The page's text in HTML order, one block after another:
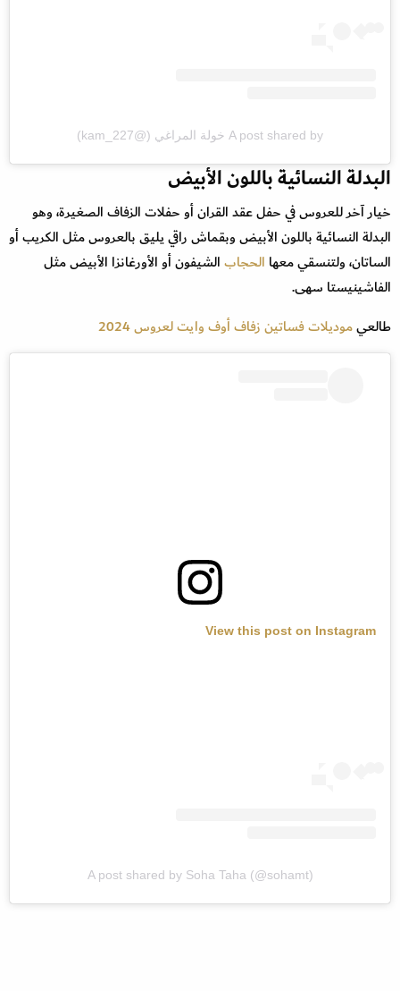
A post shared by خولة المراغي (@kam_227)
البدلة النسائية باللون الأبيض
خيار آخر للعروس في حفل عقد القران أو حفلات الزفاف الصغيرة، وهو
البدلة النسائية باللون الأبيض وبقماش راقي يليق بالعروس مثل الكريب أو
الساتان، ولتنسقي معها الحجابالشيفون أو الأورغانزا الأبيض مثل
الفاشينيستا سهى.
طالعيموديلات فساتين زفاف أوف وايت لعروس 2024
View this post on Instagram
A post shared by Soha Taha (@sohamt)